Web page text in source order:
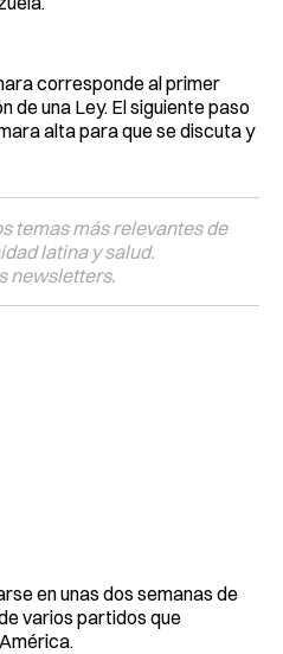
corresponde al primer
de una Ley. El siguiente paso
alta para que se discuta y
temas más relevantes de
latina y salud.
newsletters.
en unas dos semanas de
varios partidos que